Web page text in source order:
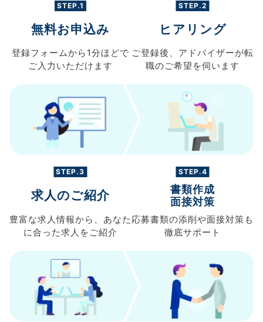
STEP.1
無料お申込み
登録フォームから 1分ほどで
ご入力 いただけます
STEP.2
ヒアリング
ご登録後、 アドバイザーが転
職のご希望を伺います
STEP.3
求人のご紹介
豊富な求人情報から、 あなた
に合った求人を ご紹介
STEP.4
書類作成
面接対策
応募書類の添削や面接対策も
徹底サポート